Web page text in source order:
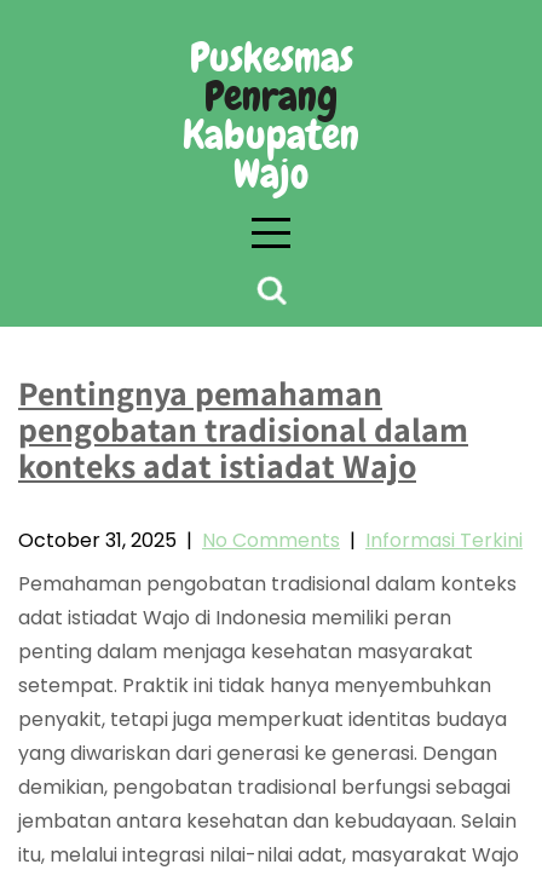
Puskesmas
Penrang
Kabupaten
Wajo
Pentingnya pemahaman
pengobatan tradisional dalam
konteks adat istiadat Wajo
October 31, 2025 | No Comments | Informasi Terkini
Pemahaman pengobatan tradisional dalam konteks
adat istiadat Wajo di Indonesia memiliki peran
penting dalam menjaga kesehatan masyarakat
setempat. Praktik ini tidak hanya menyembuhkan
penyakit, tetapi juga memperkuat identitas budaya
yang diwariskan dari generasi ke generasi. Dengan
demikian, pengobatan tradisional berfungsi sebagai
jembatan antara kesehatan dan kebudayaan. Selain
itu, melalui integrasi nilai-nilai adat, masyarakat Wajo